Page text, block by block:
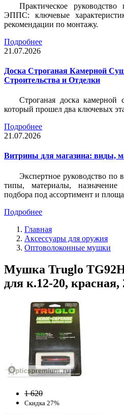
Практическое
ЭППС: ключевые
рекомендации по монтажу.
Подробнее
21.07.2026
Доска Строганая Камерной
Строительства и Отделки
Строганая доска камерной
который прошел два ключевых
Подробнее
21.07.2026
Витрины для магазина: виды,
Экспертное руководство по
типы, материалы, назначение
подбора под ассортимент и
Подробнее
Главная
Аксессуары для оружия
Оптоволоконные мушки
Мушка Truglo
для к.12-20,
1 620
Скидка 27%